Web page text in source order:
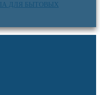
ДЛЯ БЫТОВЫХ